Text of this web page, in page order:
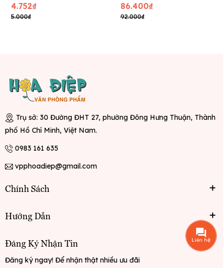
4.752₫
5.000₫
86.400₫
92.000₫
Trụ sở: 30 Đường ĐHT 27, phường Đông Hưng Thuận, Thành
phố Hồ Chí Minh, Việt Nam.
0983 161 635
vpphoadiep@gmail.com
Chính Sách
Hướng Dẫn
Đăng Ký Nhận Tin
Đăng ký ngay! Để nhận thật nhiều ưu đãi
Liên hệ